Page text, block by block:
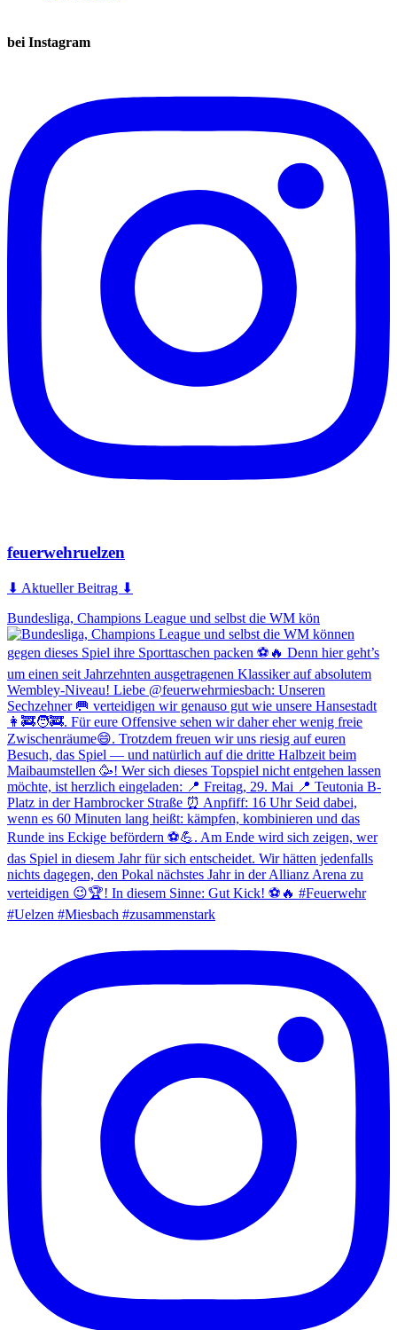
bei Instagram
feuerwehruelzen
⬇ Aktueller Beitrag ⬇
Bundesliga, Champions League und selbst die WM kön